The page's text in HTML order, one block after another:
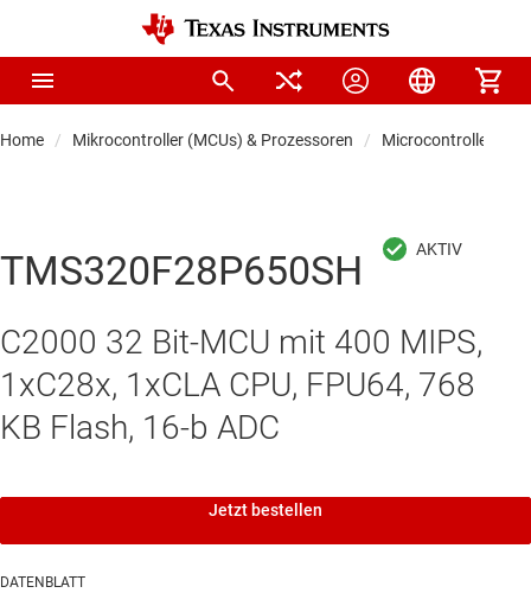
Home Mikrocontroller (MCUs) & Prozessoren Microcontrollers
TMS320F28P650SH
C2000 32 Bit-MCU mit 400 MIPS,
1xC28x, 1xCLA CPU, FPU64, 768
KB Flash, 16-b ADC
Jetzt bestellen
DATENBLATT